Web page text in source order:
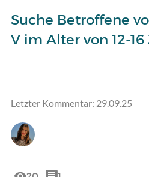
Suche Betroffene
V im Alter von 12-
Letzter Kommentar: 29.09.25